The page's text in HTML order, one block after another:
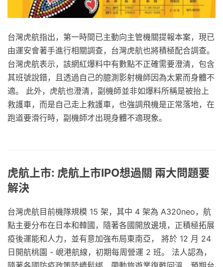
台灣虎航指出，第一時間已主動向主管機關提報本案，現已
由運安會著手進行相關調查，台灣虎航也將積極配合調查。
台灣虎航表示，該網紅爆料中有數點不正確需要澄清，包含
其班號說錯，且透過自己的臆測影射機師因為太累而身體不
適。 此外，虎航也澄清，副機師並非如爆料所稱是被抬上
救護車，而是自己走上救護車，也強調飛機是正常落地，在
跑道要滑行時，副機師才出現身體不適現象。
虎航上市: 虎航上市IPO想過關 兩大問題要
解決
台灣虎航目前機隊規模 15 架，其中 4 架為 A320neo，航
點主要分布在日本和韓國，隨著各國開放邊境，正積極拓展
疫後運能和人力，並有意加強布局東南亞， 將於 12 月 24
日開航桃園 - 峴港航線，初期每周營運 2 班。 法人認為，